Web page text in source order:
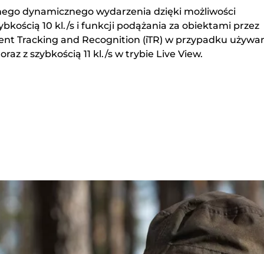
dynamicznego wydarzenia dzięki możliwości
10 kl./s i funkcji podążania za obiektami przez
Tracking and Recognition (iTR) w przypadku
z szybkością 11 kl./s w trybie Live View.